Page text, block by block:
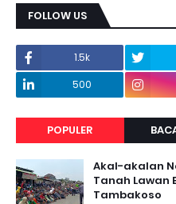
FOLLOW US
1.5k
500
POPULER
Akal-akalan
Tanah Lawan
Tambakoso